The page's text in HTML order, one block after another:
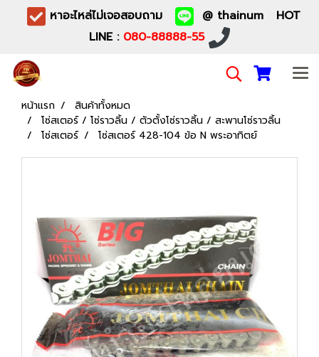
หาอะไหล่ไม่เจอสอบถาม
@ thainum HOT
LINE : 080-88888-55
หน้าแรก
สินค้าทั้งหมด
โซ่สเตอร์ / โซ่ราวลิ้น / ตัวตั้งโซ่ราวลิ้น / สะพานโซ่ราวลิ้น
โซ่สเตอร์
โซ่สเตอร์ 428-104 ข้อ N พระอาทิตย์